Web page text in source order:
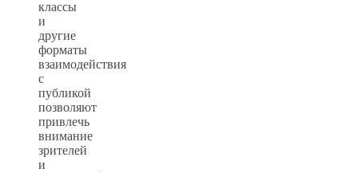
классы
и
другие
форматы
взаимодействия
с
публикой
позволяют
привлечь
внимание
зрителей
и